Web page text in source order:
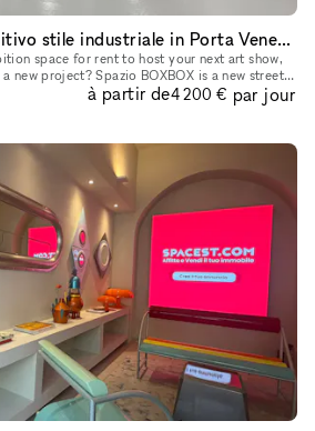
Ampio spazio espositivo stile industriale in Porta Venezia Milano
space for rent to host your next art show,
new project? Spazio BOXBOX is a new street-
Milano Porta Venezia.
à partir de4 200 € par jour